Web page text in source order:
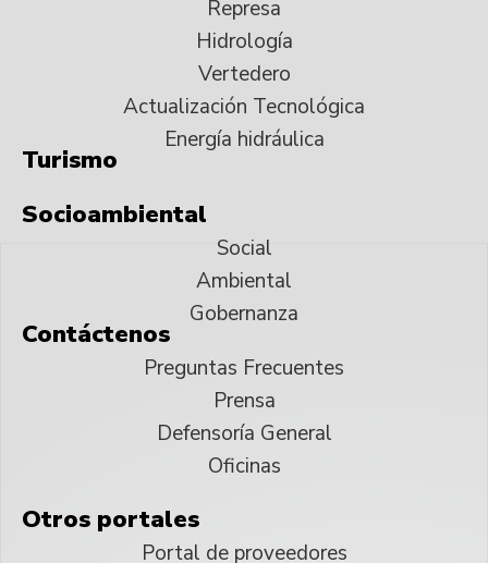
Represa
Hidrología
Vertedero
Actualización Tecnológica
Energía hidráulica
Turismo
Socioambiental
Social
Ambiental
Gobernanza
Contáctenos
Preguntas Frecuentes
Prensa
Defensoría General
Oficinas
Otros portales
Portal de proveedores